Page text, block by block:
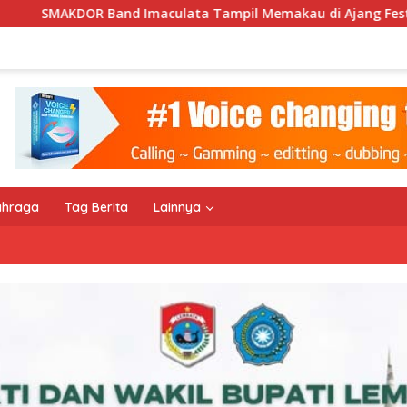
Tampil Memakau di Ajang Festival Bale Nagi
Tag Berita Lainnya